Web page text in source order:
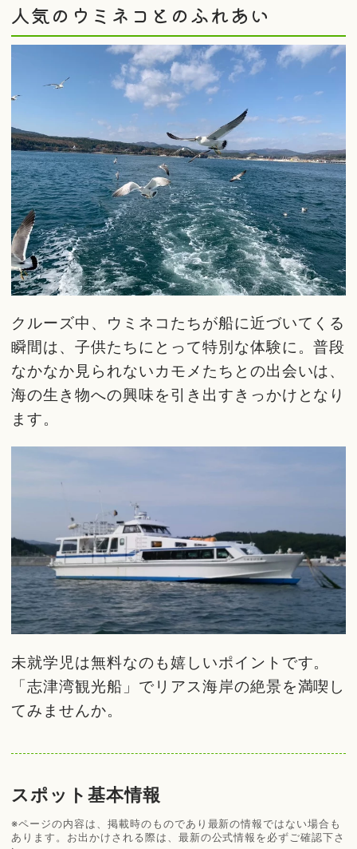
人気のウミネコとのふれあい
クルーズ中、ウミネコたちが船に近づいてくる
瞬間は、子供たちにとって特別な体験に。普段
なかなか見られないカモメたちとの出会いは、
海の生き物への興味を引き出すきっかけとなり
ます。
未就学児は無料なのも嬉しいポイントです。
「志津湾観光船」でリアス海岸の絶景を満喫し
てみませんか。
スポット基本情報
※ページの内容は、掲載時のものであり最新の情報ではない場合も
あります。お出かけされる際は、最新の公式情報を必ずご確認下さ